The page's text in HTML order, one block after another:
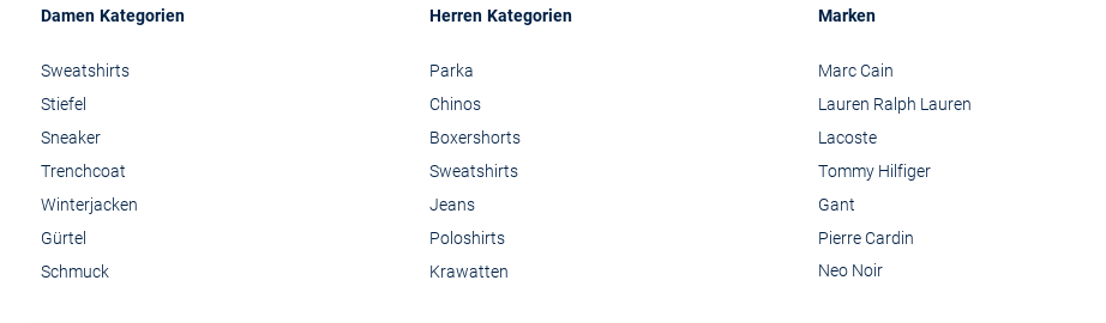
Damen Kategorien
Sweatshirts
Stiefel
Sneaker
Trenchcoat
Winterjacken
Gürtel
Schmuck
Herren Kategorien
Parka
Chinos
Boxershorts
Sweatshirts
Jeans
Poloshirts
Krawatten
Marken
Marc Cain
Lauren Ralph Lauren
Lacoste
Tommy Hilfiger
Gant
Pierre Cardin
Neo Noir